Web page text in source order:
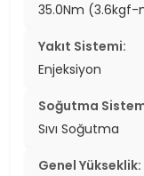
35.0Nm (3.6kgf-
Yakıt Sistemi:
Enjeksiyon
Soğutma
Sıvı Soğutma
Genel Yükseklik: